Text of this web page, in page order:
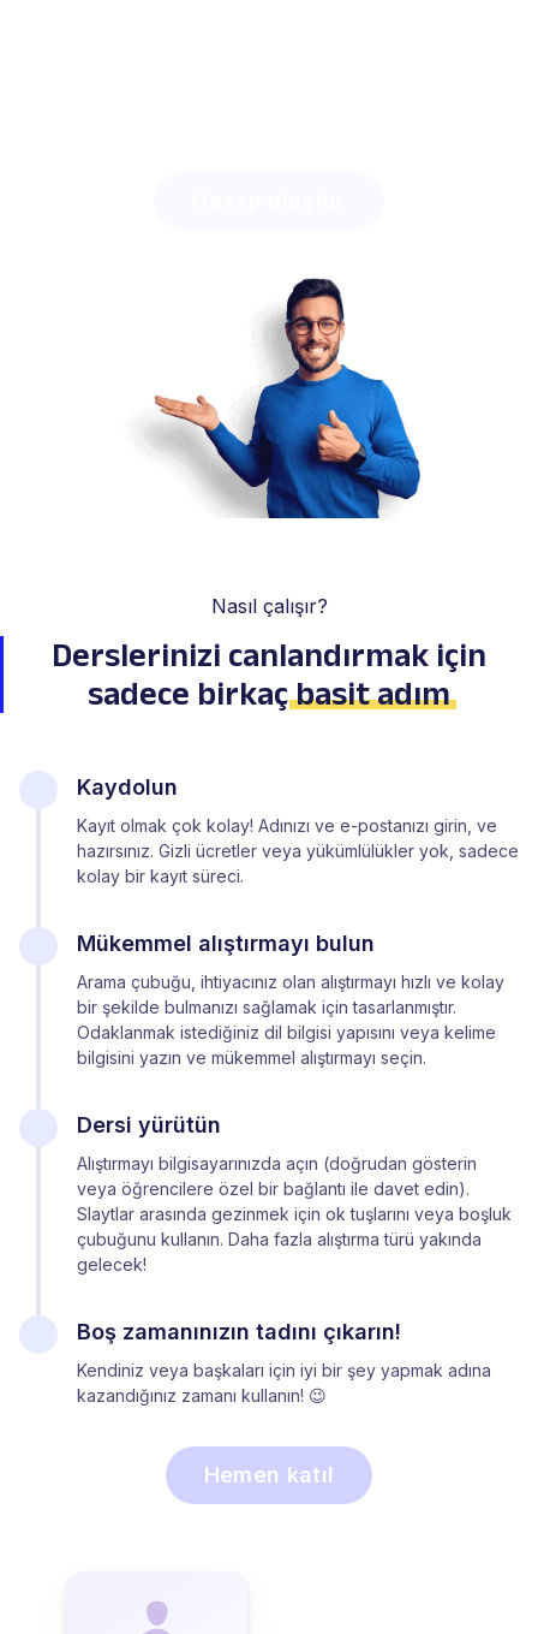
Nasıl çalışır?
Derslerinizi canlandırmak için
sadece birkaçbasit adım
Kaydolun
Kayıt olmak çok kolay! Adınızı ve e-postanızı girin, ve
hazırsınız. Gizli ücretler veya yükümlülükler yok, sadece
kolay bir kayıt süreci.
Mükemmel alıştırmayı bulun
Arama çubuğu, ihtiyacınız olan alıştırmayı hızlı ve kolay
bir şekilde bulmanızı sağlamak için tasarlanmıştır.
Odaklanmak istediğiniz dil bilgisi yapısını veya kelime
bilgisini yazın ve mükemmel alıştırmayı seçin.
Dersi yürütün
Alıştırmayı bilgisayarınızda açın (doğrudan gösterin
veya öğrencilere özel bir bağlantı ile davet edin).
Slaytlar arasında gezinmek için ok tuşlarını veya boşluk
çubuğunu kullanın. Daha fazla alıştırma türü yakında
gelecek!
Boş zamanınızın tadını çıkarın!
Kendiniz veya başkaları için iyi bir şey yapmak adına
kazandığınız zamanı kullanın! 😉
Hemen katıl